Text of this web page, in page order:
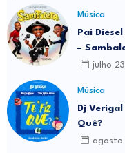
Música
Pai
–
julho
Música
Dj
Quê?